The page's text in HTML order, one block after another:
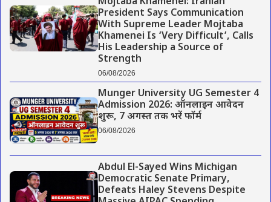
President Says Communication
With Supreme Leader Mojtaba
Khamenei Is ‘Very Difficult’, Calls
His Leadership a Source of
Strength
06/08/2026
Munger University UG Semester 4
Admission 2026: ऑनलाइन आवेदन
शुरू, 7 अगस्त तक भरें फॉर्म
06/08/2026
Abdul El-Sayed Wins Michigan
Democratic Senate Primary,
Defeats Haley Stevens Despite